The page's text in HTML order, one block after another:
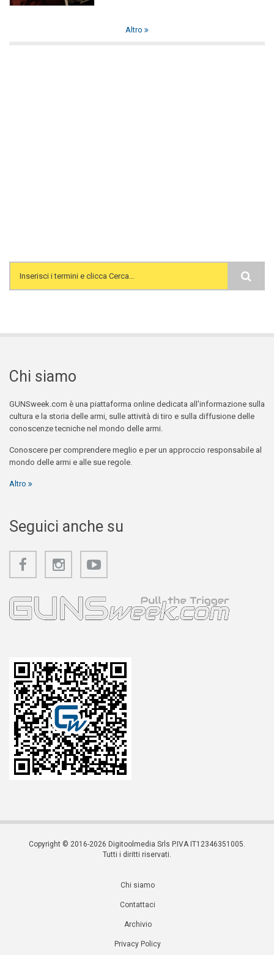
Altro
Search form
Chi siamo
GUNSweek.com è una piattaforma online dedicata all'informazione sulla
cultura e la storia delle armi, sulle attività di tiro e sulla diffusione delle
conoscenze tecniche nel mondo delle armi.
Conoscere per comprendere meglio e per un approccio responsabile al
mondo delle armi e alle sue regole.
Altro
Seguici anche su
Copyright © 2016-2026 Digitoolmedia Srls P.IVA IT12346351005.
Tutti i diritti riservati.
Chi siamo
Contattaci
Archivio
Privacy Policy